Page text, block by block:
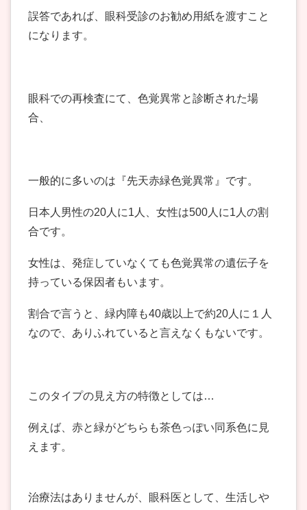
誤答であれば、眼科受診のお勧め用紙を渡すこと
になります。
眼科での再検査にて、色覚異常と診断された場
合、
一般的に多いのは『先天赤緑色覚異常』です。
日本人男性の20人に1人、女性は500人に1人の割
合です。
女性は、発症していなくても色覚異常の遺伝子を
持っている保因者もいます。
割合で言うと、緑内障も40歳以上で約20人に１人
なので、ありふれていると言えなくもないです。
このタイプの見え方の特徴としては…
例えば、赤と緑がどちらも茶色っぽい同系色に見
えます。
治療法はありませんが、眼科医として、生活しや